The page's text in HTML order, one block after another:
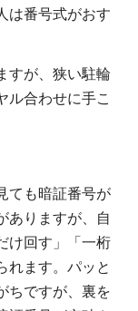
は番号式がおす
すが、狭い駐輪
ル合わせに手こ
ても暗証番号が
ありますが、自
け回す」「一桁
れます。パッと
ちですが、裏を